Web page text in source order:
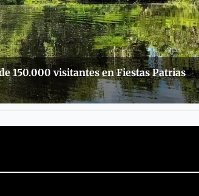
150.000 visitantes en Fiestas Patrias